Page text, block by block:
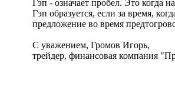
Гэп - означает пробел. Это когда
Гэп образуется, если за время,
предложение во время
С уважением, Громов Игорь,
трейдер, финансовая компания